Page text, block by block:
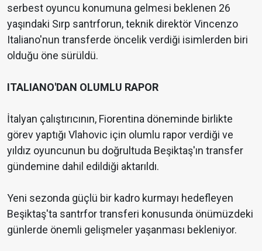
serbest oyuncu konumuna gelmesi beklenen 26
yaşındaki Sırp santrforun, teknik direktör Vincenzo
Italiano'nun transferde öncelik verdiği isimlerden biri
olduğu öne sürüldü.
ITALIANO'DAN OLUMLU RAPOR
İtalyan çalıştırıcının, Fiorentina döneminde birlikte
görev yaptığı Vlahovic için olumlu rapor verdiği ve
yıldız oyuncunun bu doğrultuda Beşiktaş'ın transfer
gündemine dahil edildiği aktarıldı.
Yeni sezonda güçlü bir kadro kurmayı hedefleyen
Beşiktaş'ta santrfor transferi konusunda önümüzdeki
günlerde önemli gelişmeler yaşanması bekleniyor.